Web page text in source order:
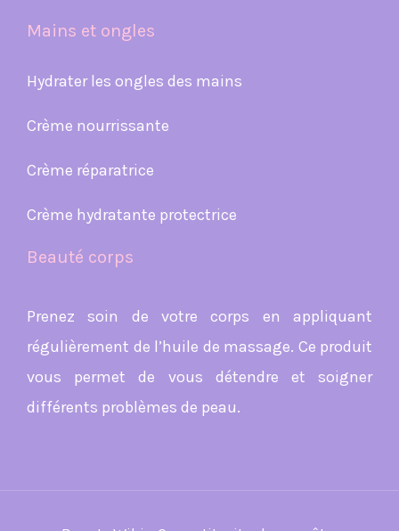
Mains et ongles
Hydrater les ongles des mains
Crème nourrissante
Crème réparatrice
Crème hydratante protectrice
Beauté corps
Prenez soin de votre corps en appliquant
régulièrement de l’huile de massage. Ce produit
vous permet de vous détendre et soigner
différents problèmes de peau.